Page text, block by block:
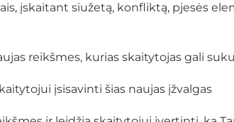
įskaitant siužetą, konfliktą, pjesės
reikšmes, kurias skaitytojas gali
įsisavinti šias naujas įžvalgas